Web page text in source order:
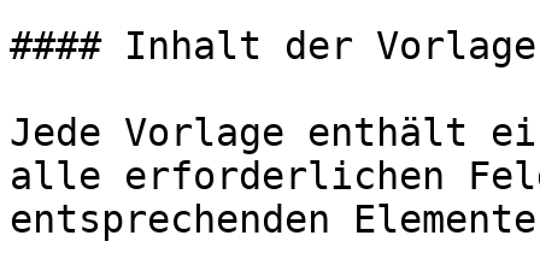
#### Inhalt der Vorlage
Jede Vorlage enthält
alle erforderlichen
entsprechenden